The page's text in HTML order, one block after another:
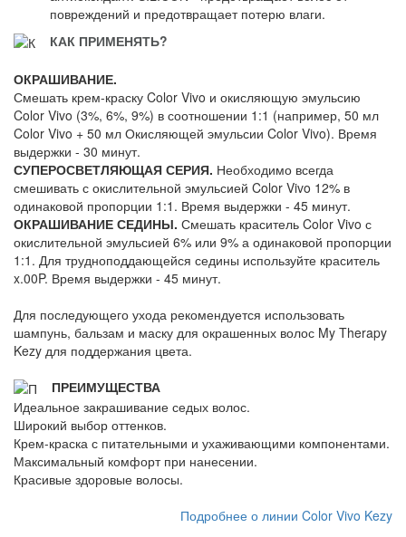
повреждений и предотвращает потерю влаги.
КАК ПРИМЕНЯТЬ?
ОКРАШИВАНИЕ.
Смешать крем-краску Color Vivo и окисляющую эмульсию
Color Vivo (3%, 6%, 9%) в соотношении 1:1 (например, 50 мл
Color Vivo + 50 мл Окисляющей эмульсии Color Vivo). Время
выдержки - 30 минут.
СУПЕРОСВЕТЛЯЮЩАЯ СЕРИЯ. Необходимо всегда
смешивать с окислительной эмульсией Color Vivo 12% в
одинаковой пропорции 1:1. Время выдержки - 45 минут.
ОКРАШИВАНИЕ СЕДИНЫ. Смешать краситель Color Vivo с
окислительной эмульсией 6% или 9% а одинаковой пропорции
1:1. Для трудноподдающейся седины используйте краситель
x.00P. Время выдержки - 45 минут.
Для последующего ухода рекомендуется использовать
шампунь, бальзам и маску для окрашенных волос My Therapy
Kezy для поддержания цвета.
ПРЕИМУЩЕСТВА
Идеальное закрашивание седых волос.
Широкий выбор оттенков.
Крем-краска с питательными и ухаживающими компонентами.
Максимальный комфорт при нанесении.
Красивые здоровые волосы.
Подробнее о линии Color Vivo Kezy